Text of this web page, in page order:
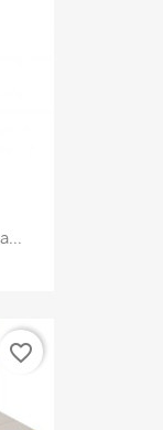
favorite_border